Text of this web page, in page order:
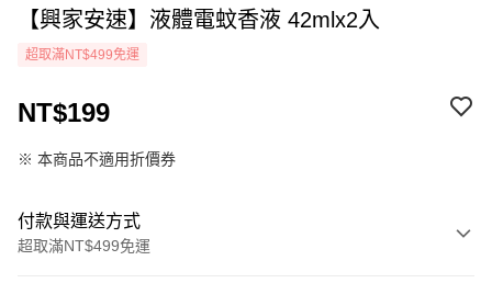
【興家安速】液體電蚊香液 42mlx2入
超取滿NT$499免運
NT$199
※ 本商品不適用折價券
付款與運送方式
超取滿NT$499免運